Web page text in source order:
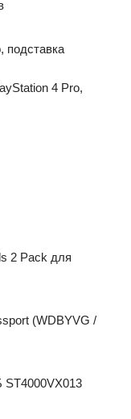
подставка
4 Pro,